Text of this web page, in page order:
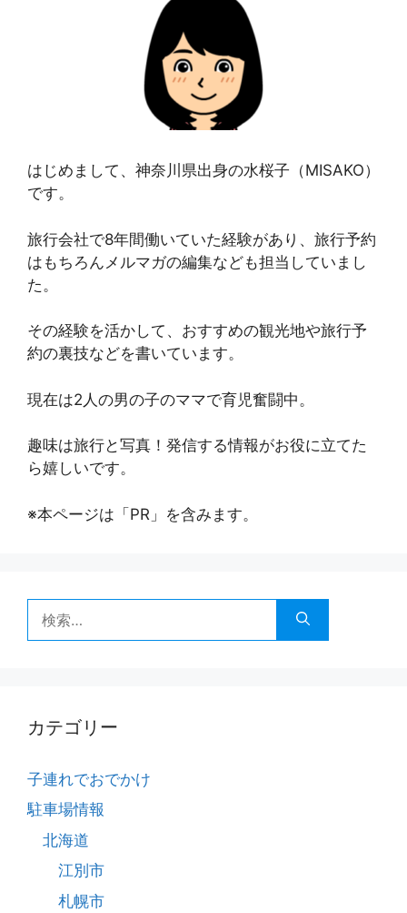
はじめまして、神奈川県出身の水桜子（MISAKO）
です。
旅行会社で8年間働いていた経験があり、旅行予約
はもちろんメルマガの編集なども担当していまし
た。
その経験を活かして、おすすめの観光地や旅行予
約の裏技などを書いています。
現在は2人の男の子のママで育児奮闘中。
趣味は旅行と写真！発信する情報がお役に立てた
ら嬉しいです。
※本ページは「PR」を含みます。
索:
カテゴリー
子連れでおでかけ
駐車場情報
北海道
江別市
札幌市